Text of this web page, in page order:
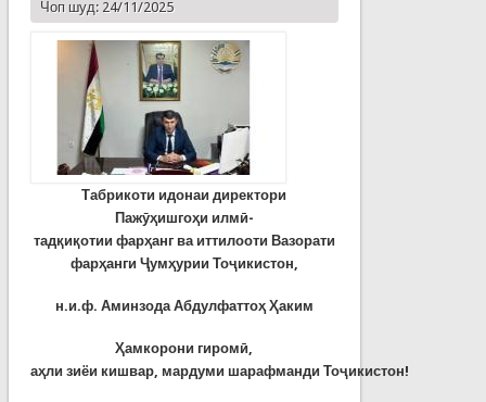
Чоп шуд: 24/11/2025
Табрикоти идонаи директори
Пажӯҳишгоҳи илмӣ-
тадқиқотии фарҳанг ва иттилооти Вазорати
фарҳанги Ҷумҳурии Тоҷикистон,
н.и.ф. Аминзода Абдулфаттоҳ Ҳаким
Ҳамкорони гиромӣ,
аҳли зиёи кишвар, мардуми шарафманди Тоҷикистон!